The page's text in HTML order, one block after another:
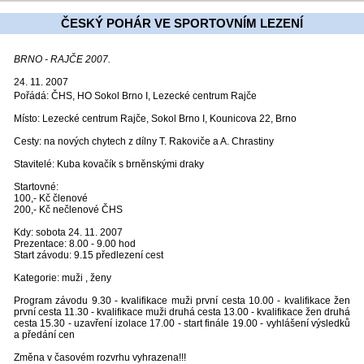
ČESKÝ POHÁR VE SPORTOVNÍM LEZENÍ
BRNO - RAJČE 2007.
24. 11. 2007
Pořádá: ČHS, HO Sokol Brno I, Lezecké centrum Rajče
Místo: Lezecké centrum Rajče, Sokol Brno I, Kounicova 22, Brno
Cesty: na nových chytech z dílny T. Rakoviče a A. Chrastiny
Stavitelé: Kuba kovačík s brněnskými draky
Startovné:
100,- Kč členové
200,- Kč nečlenové ČHS
Kdy: sobota 24. 11. 2007
Prezentace: 8.00 - 9.00 hod
Start závodu: 9.15 předlezení cest
Kategorie: muži , ženy
Program závodu 9.30 - kvalifikace muži první cesta 10.00 - kvalifikace žen
první cesta 11.30 - kvalifikace muži druhá cesta 13.00 - kvalifikace žen druhá
cesta 15.30 - uzavření izolace 17.00 - start finále 19.00 - vyhlášení výsledků
a předání cen
Změna v časovém rozvrhu vyhrazena!!!